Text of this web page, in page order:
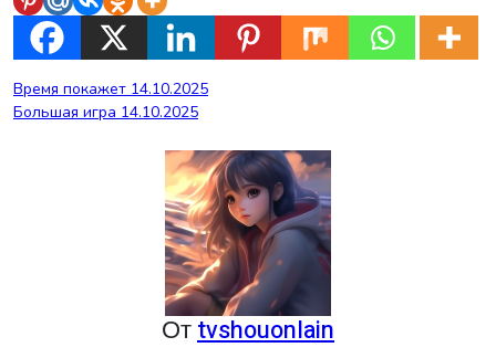
Навигация
по
Время покажет 14.10.2025
Большая игра 14.10.2025
Отtvshouonlain